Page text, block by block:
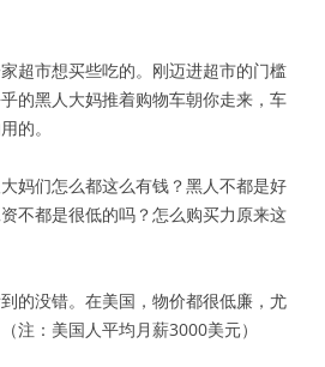
超市想买些吃的。刚迈进超市的门槛
的黑人大妈推着购物车朝你走来，车
的。
妈们怎么都这么有钱？黑人不都是好
不都是很低的吗？怎么购买力原来这
的没错。在美国，物价都很低廉，尤
注：美国人平均月薪3000美元）